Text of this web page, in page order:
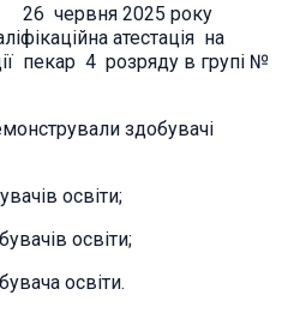
2025 року
атестація на
пекар 4 розряду в групі №
здобувачі
освіти;
освіти;
освіти.